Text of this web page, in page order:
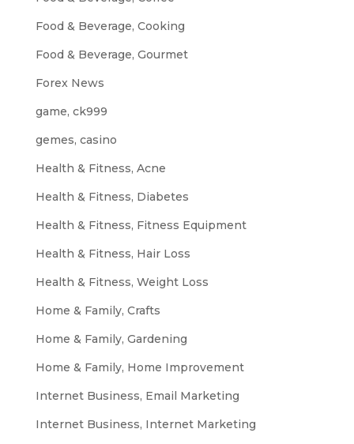
Food & Beverage, Cooking
Food & Beverage, Gourmet
Forex News
game, ck999
gemes, casino
Health & Fitness, Acne
Health & Fitness, Diabetes
Health & Fitness, Fitness Equipment
Health & Fitness, Hair Loss
Health & Fitness, Weight Loss
Home & Family, Crafts
Home & Family, Gardening
Home & Family, Home Improvement
Internet Business, Email Marketing
Internet Business, Internet Marketing